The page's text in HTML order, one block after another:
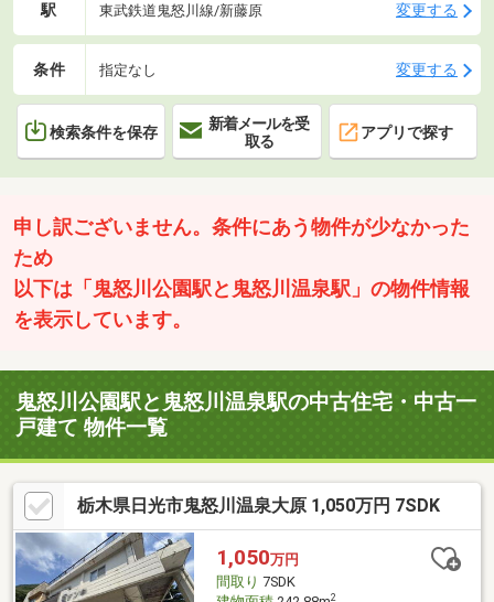
駅 東武鉄道鬼怒川線/新藤原 変更する
条件 指定なし 変更する
検索条件を保存
新着メールを受
取る
アプリで探す
申し訳ございません。条件にあう物件が少なかった
ため
以下は「鬼怒川公園駅と鬼怒川温泉駅」の物件情報
を表示しています。
鬼怒川公園駅と鬼怒川温泉駅の中古住宅・中古一
戸建て 物件一覧
栃木県日光市鬼怒川温泉大原 1,050万円 7SDK
1,050万円
間取り 7SDK
2